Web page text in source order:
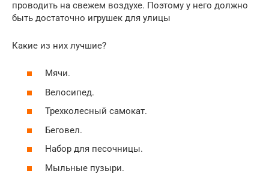
проводить на свежем воздухе. Поэтому у него должно
быть достаточно игрушек для улицы
Какие из них лучшие?
Мячи.
Велосипед.
Трехколесный самокат.
Беговел.
Набор для песочницы.
Мыльные пузыри.